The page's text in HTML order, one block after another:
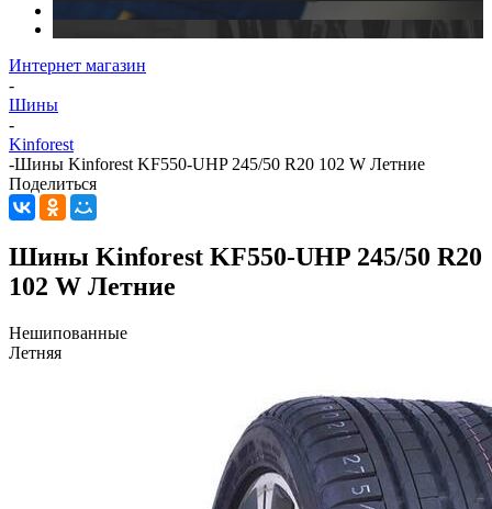
Интернет магазин
-
Шины
-
Kinforest
-Шины Kinforest KF550-UHP 245/50 R20 102 W Летние
Поделиться
Шины Kinforest KF550-UHP 245/50 R20
102 W Летние
Нешипованные
Летняя